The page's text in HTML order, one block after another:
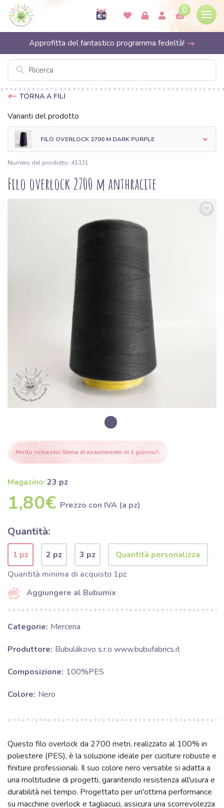
0
Approfitta del fantastico programma fedeltà!
TORNA A FILI
Varianti del prodotto
FILO OVERLOCK 2700 M DARK PURPLE
Numero del prodotto: 41331
Filo overlock 2700 m anthracite
Molto richiesto! Stima di esaurimento in 1 giorno/i.
Magazino:23 pz
1,80€ Prezzo con IVA (a pz)
Quantità:
1 pz 2 pz
3 pz
Quantità minima di acquisto 1pz
Aggiungere al Bubumix
Categorie: Merceria
Produttore: Bubulákovo s.r.o www.bubufabrics.it
Composizione: 100%PES
Colore: Nero
Questo filo overlock da 2700 metri, realizzato al 100% in
poliestere (PES), è la soluzione ideale per cuciture robuste e
finiture professionali. Il suo colore nero versatile si adatta a
una moltitudine di progetti, garantendo resistenza all'usura e
durabilità nel tempo. Progettato per un'ottima performance
su macchine overlock e tagliacuci, assicura una scorrevolezza